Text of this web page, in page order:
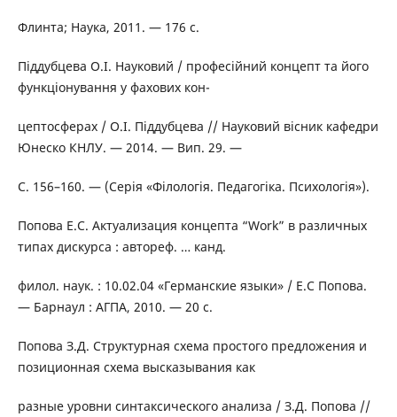
Флинта; Наука, 2011. — 176 с.
Піддубцева О.І. Науковий / професійний концепт та його
функціонування у фахових кон-
цептосферах / О.І. Піддубцева // Науковий вісник кафедри
Юнеско КНЛУ. — 2014. — Вип. 29. —
С. 156–160. — (Серія «Філологія. Педагогіка. Психологія»).
Попова Е.С. Актуализация концепта “Work” в различных
типах дискурса : автореф. … канд.
филол. наук. : 10.02.04 «Германские языки» / Е.С Попова.
— Барнаул : АГПА, 2010. — 20 с.
Попова З.Д. Структурная схема простого предложения и
позиционная схема высказывания как
разные уровни синтаксического анализа / З.Д. Попова //